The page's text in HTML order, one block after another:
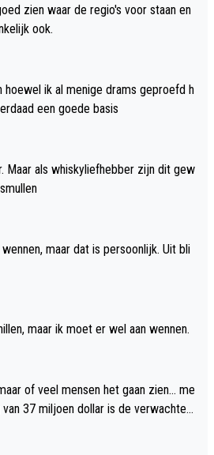
zien waar de regio's voor staan en
ook.
hoewel ik al menige drams geproefd h
een goede basis
Maar als whiskyliefhebber zijn dit gew
maar dat is persoonlijk. Uit bli
maar ik moet er wel aan wennen.
of veel mensen het gaan zien... me
37 miljoen dollar is de verwachte